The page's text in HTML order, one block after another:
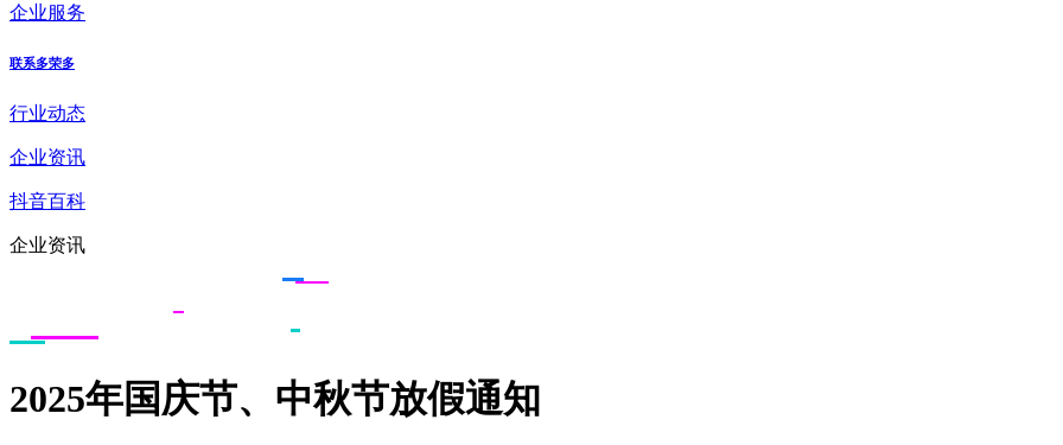
企业服务
联系多荣多
行业动态
企业资讯
抖音百科
企业资讯
2025年国庆节、中秋节放假通知